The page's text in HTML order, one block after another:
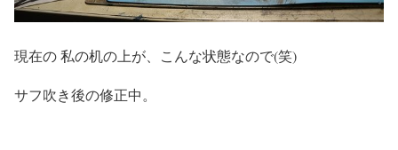
現在の 私の机の上が、こんな状態なので(笑)
サフ吹き後の修正中。